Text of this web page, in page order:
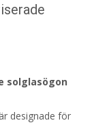
solglasögon
designade för